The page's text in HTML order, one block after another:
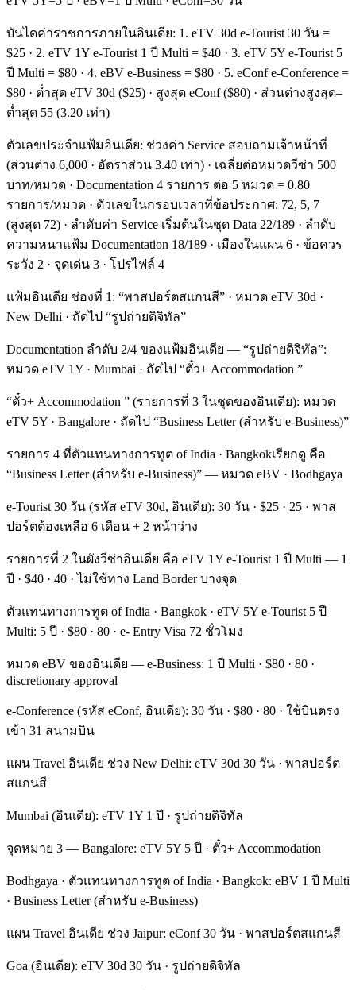
บันไดค่าราชการภายในอินเดีย: 1. eTV 30d e-Tourist 30 วัน =
$25 · 2. eTV 1Y e-Tourist 1 ปี Multi = $40 · 3. eTV 5Y e-Tourist 5
ปี Multi = $80 · 4. eBV e-Business = $80 · 5. eConf e-Conference =
$80 · ต่ำสุด eTV 30d ($25) · สูงสุด eConf ($80) · ส่วนต่างสูงสุด–
ต่ำสุด 55 (3.20 เท่า)
ตัวเลขประจำแฟ้มอินเดีย: ช่วงค่า Service สอบถามเจ้าหน้าที่
(ส่วนต่าง 6,000 · อัตราส่วน 3.40 เท่า) · เฉลี่ยต่อหมวดวีซ่า 500
บาท/หมวด · Documentation 4 รายการ ต่อ 5 หมวด = 0.80
รายการ/หมวด · ตัวเลขในกรอบเวลาที่ข้อประกาศ: 72, 5, 7
(สูงสุด 72) · ลำดับค่า Service เริ่มต้นในชุด Data 22/189 · ลำดับ
ความหนาแฟ้ม Documentation 18/189 · เมืองในแผน 6 · ข้อควร
ระวัง 2 · จุดเด่น 3 · โปรไฟล์ 4
แฟ้มอินเดีย ช่องที่ 1: “พาสปอร์ตสแกนสี” · หมวด eTV 30d ·
New Delhi · ถัดไป “รูปถ่ายดิจิทัล”
Documentation ลำดับ 2/4 ของแฟ้มอินเดีย — “รูปถ่ายดิจิทัล”:
หมวด eTV 1Y · Mumbai · ถัดไป “ตั๋ว+ Accommodation ”
“ตั๋ว+ Accommodation ” (รายการที่ 3 ในชุดของอินเดีย): หมวด
eTV 5Y · Bangalore · ถัดไป “Business Letter (สำหรับ e-Business)”
รายการ 4 ที่ตัวแทนทางการทูต of India · Bangkokเรียกดู คือ
“Business Letter (สำหรับ e-Business)” — หมวด eBV · Bodhgaya
e-Tourist 30 วัน (รหัส eTV 30d, อินเดีย): 30 วัน · $25 · 25 · พาส
ปอร์ตต้องเหลือ 6 เดือน + 2 หน้าว่าง
รายการที่ 2 ในผังวีซ่าอินเดีย คือ eTV 1Y e-Tourist 1 ปี Multi — 1
ปี · $40 · 40 · ไม่ใช้ทาง Land Border บางจุด
ตัวแทนทางการทูต of India · Bangkok · eTV 5Y e-Tourist 5 ปี
Multi: 5 ปี · $80 · 80 · e- Entry Visa 72 ชั่วโมง
หมวด eBV ของอินเดีย — e-Business: 1 ปี Multi · $80 · 80 ·
discretionary approval
e-Conference (รหัส eConf, อินเดีย): 30 วัน · $80 · 80 · ใช้บินตรง
เข้า 31 สนามบิน
แผน Travel อินเดีย ช่วง New Delhi: eTV 30d 30 วัน · พาสปอร์ต
สแกนสี
Mumbai (อินเดีย): eTV 1Y 1 ปี · รูปถ่ายดิจิทัล
จุดหมาย 3 — Bangalore: eTV 5Y 5 ปี · ตั๋ว+ Accommodation
Bodhgaya · ตัวแทนทางการทูต of India · Bangkok: eBV 1 ปี Multi
· Business Letter (สำหรับ e-Business)
แผน Travel อินเดีย ช่วง Jaipur: eConf 30 วัน · พาสปอร์ตสแกนสี
Goa (อินเดีย): eTV 30d 30 วัน · รูปถ่ายดิจิทัล